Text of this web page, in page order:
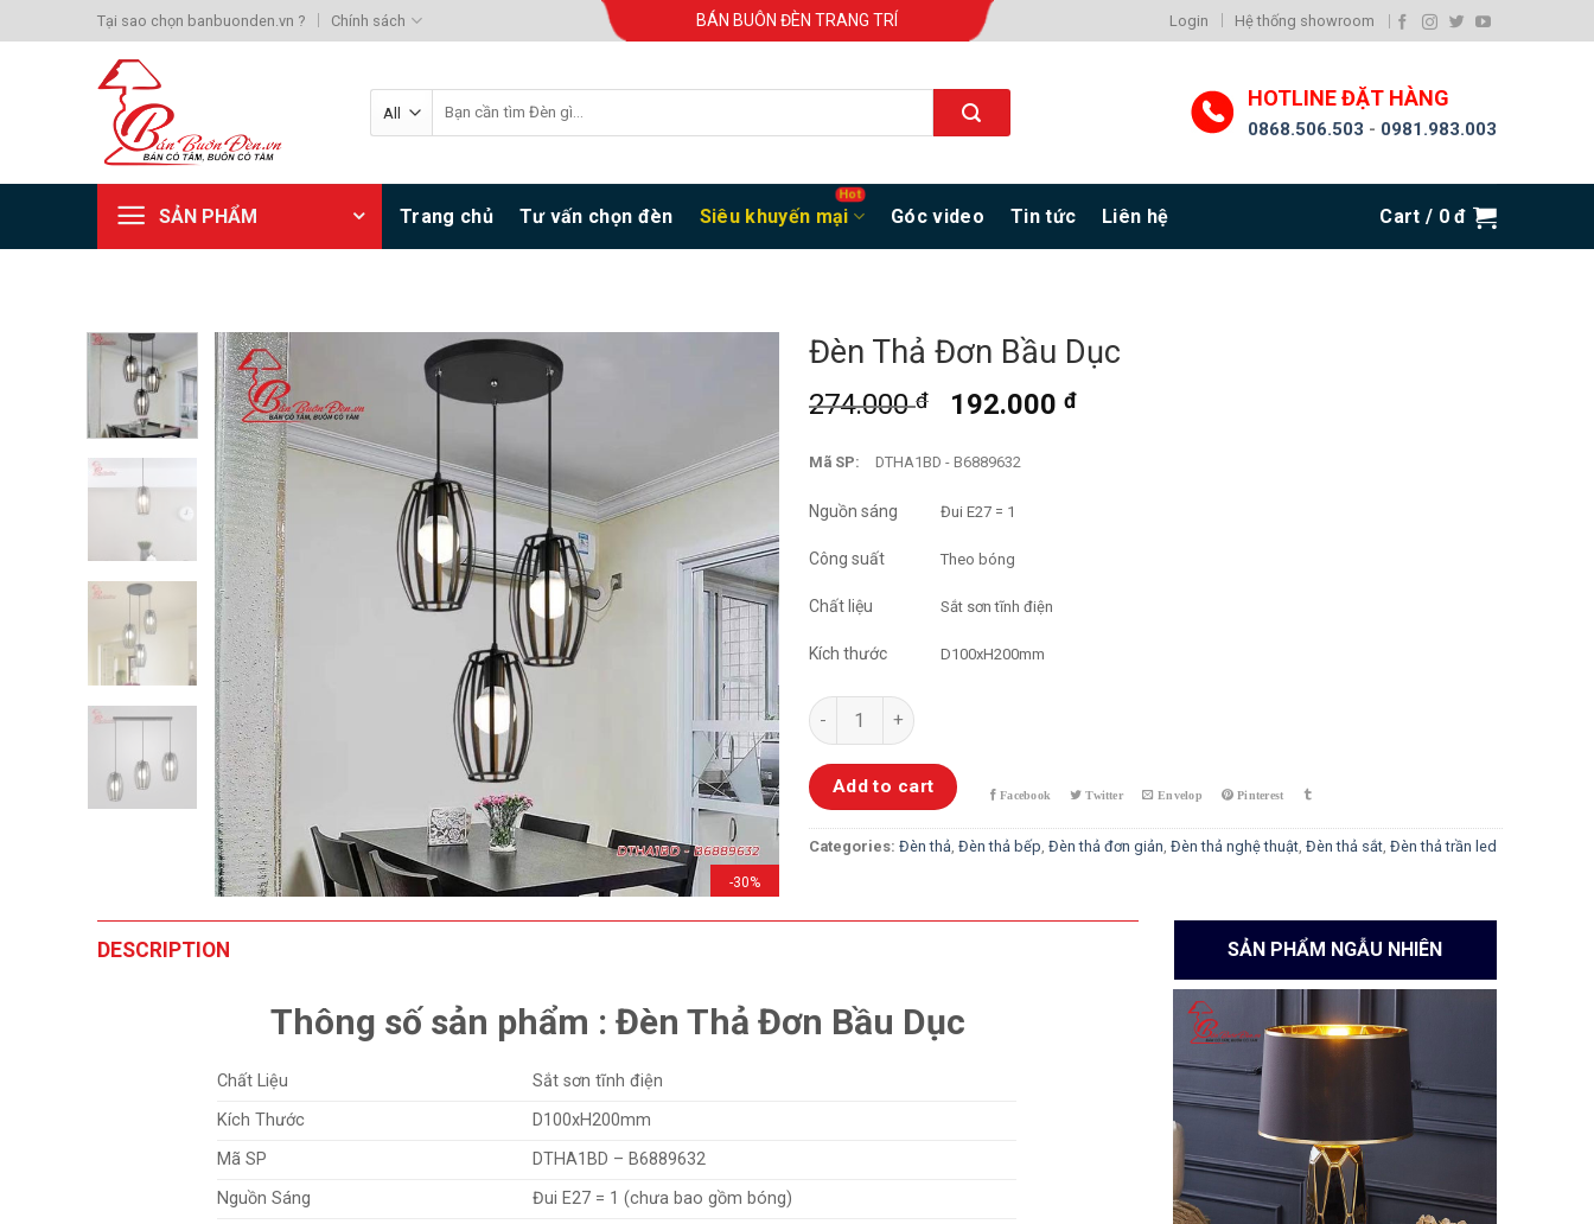
to
Tại sao chọn banbuonden.vn ? Chính sách BÁN BUÔN ĐÈN TRANG TRÍ Login Hệ thống showroom
for:
HOTLINE ĐẶT HÀNG
0868.506.503 - 0981.983.003
SẢN PHẨM Trang chủ Tư vấn chọn đèn Siêu khuyến mại Góc video Tin tức Liên hệ Cart / 0đ
-30%
Đèn Thả Đơn Bầu Dục
274.000đ 192.000đ
Mã SP: DTHA1BD - B6889632
Nguồn sáng Đui E27 = 1
Công suất Theo bóng
Chất liệu Sắt sơn tĩnh điện
Kích thước D100xH200mm
Đèn Thả Đơn Bầu Dục quantity
Add to cart
Categories: Đèn thả, Đèn thả bếp, Đèn thả đơn giản, Đèn thả nghệ thuật, Đèn thả sắt, Đèn thả trần led
DESCRIPTION
Thông số sản phẩm : Đèn Thả Đơn Bầu Dục
Chất Liệu
Sắt sơn tĩnh điện
Kích Thước
D100xH200mm
Mã SP
DTHA1BD – B6889632
Nguồn Sáng
Đui E27 = 1 (chưa bao gồm bóng)
SẢN PHẨM NGẪU NHIÊN